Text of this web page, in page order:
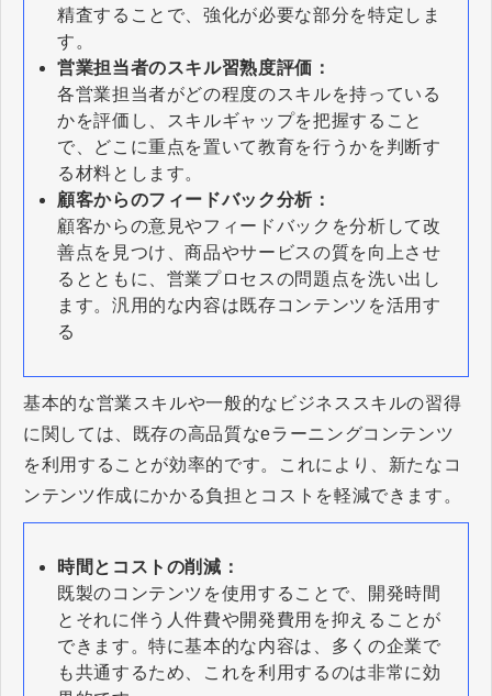
精査することで、強化が必要な部分を特定しま
す。
営業担当者のスキル習熟度評価：
各営業担当者がどの程度のスキルを持っている
かを評価し、スキルギャップを把握すること
で、どこに重点を置いて教育を行うかを判断す
る材料とします。
顧客からのフィードバック分析：
顧客からの意見やフィードバックを分析して改
善点を見つけ、商品やサービスの質を向上させ
るとともに、営業プロセスの問題点を洗い出し
ます。汎用的な内容は既存コンテンツを活用す
る
基本的な営業スキルや一般的なビジネススキルの習得
に関しては、既存の高品質なeラーニングコンテンツ
を利用することが効率的です。これにより、新たなコ
ンテンツ作成にかかる負担とコストを軽減できます。
時間とコストの削減：
既製のコンテンツを使用することで、開発時間
とそれに伴う人件費や開発費用を抑えることが
できます。特に基本的な内容は、多くの企業で
も共通するため、これを利用するのは非常に効